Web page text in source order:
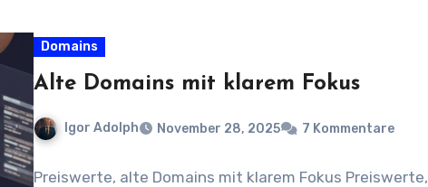
Domains
Alte Domains mit klarem Fokus
Igor Adolph November 28, 2025 7 Kommentare
Preiswerte, alte Domains mit klarem Fokus Preiswerte,